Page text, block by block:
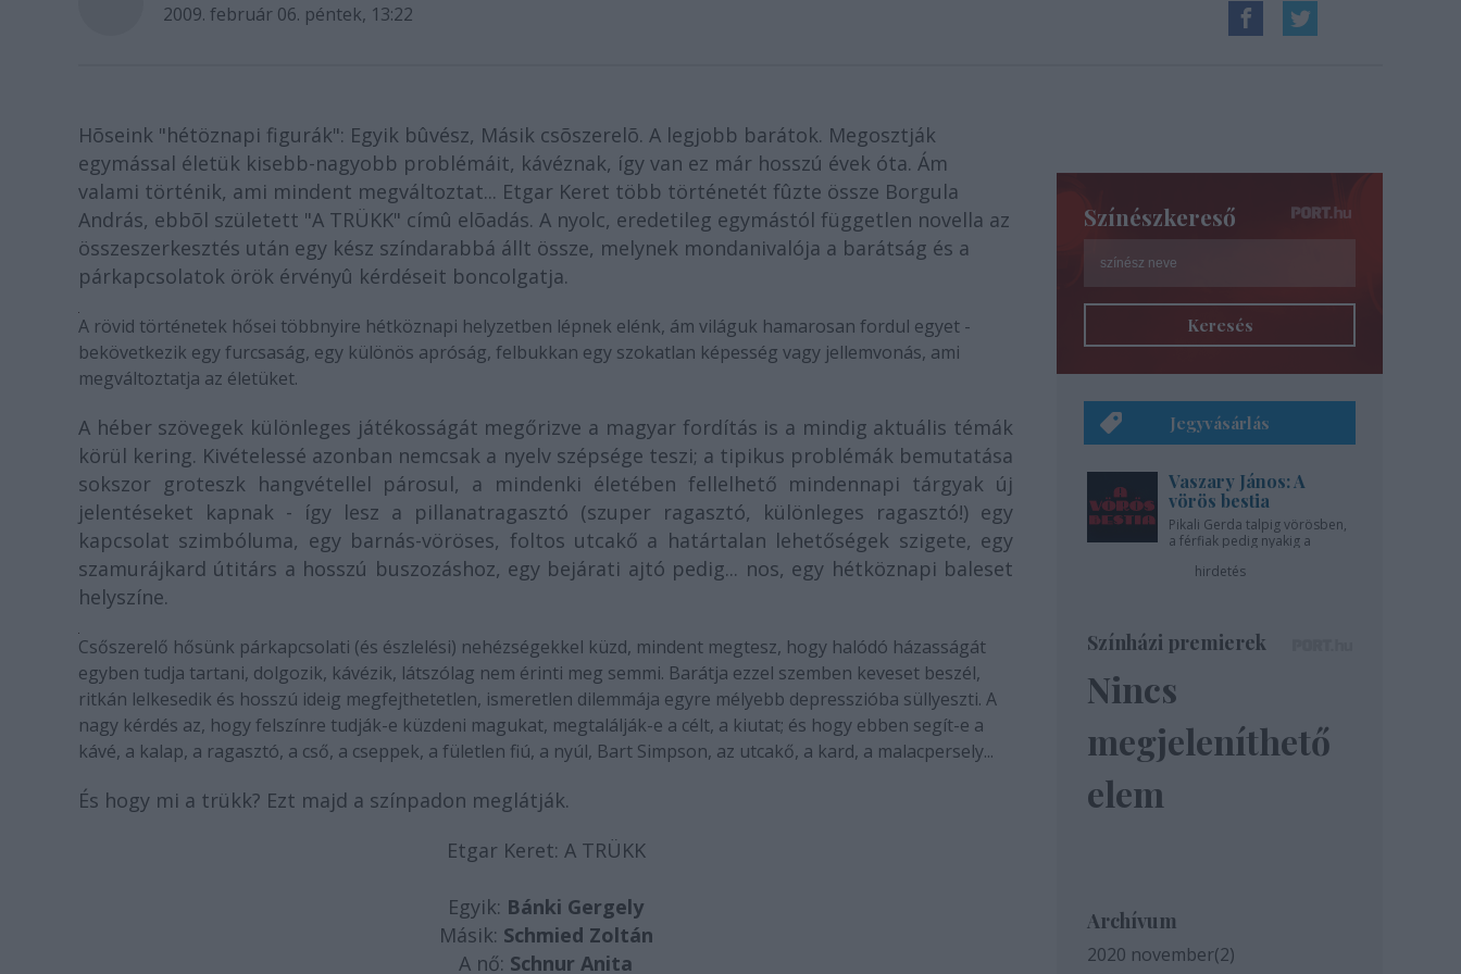
2009. február 06. péntek, 13:22
Hõseink "hétöznapi figurák": Egyik bûvész, Másik csõszerelõ. A legjobb barátok. Megosztják
egymással életük kisebb-nagyobb problémáit, kávéznak, így van ez már hosszú évek óta. Ám
valami történik, ami mindent megváltoztat... Etgar Keret több történetét fûzte össze Borgula
András, ebbõl született "A TRÜKK" címû elõadás. A nyolc, eredetileg egymástól független novella az
összeszerkesztés után egy kész színdarabbá állt össze, melynek mondanivalója a barátság és a
párkapcsolatok örök érvényû kérdéseit boncolgatja.
A rövid történetek hősei többnyire hétköznapi helyzetben lépnek elénk, ám világuk hamarosan fordul egyet -
bekövetkezik egy furcsaság, egy különös apróság, felbukkan egy szokatlan képesség vagy jellemvonás, ami
megváltoztatja az életüket.
A héber szövegek különleges játékosságát megőrizve a magyar fordítás is a mindig aktuális témák
körül kering. Kivételessé azonban nemcsak a nyelv szépsége teszi; a tipikus problémák bemutatása
sokszor groteszk hangvétellel párosul, a mindenki életében fellelhető mindennapi tárgyak új
jelentéseket kapnak - így lesz a pillanatragasztó (szuper ragasztó, különleges ragasztó!) egy
kapcsolat szimbóluma, egy barnás-vöröses, foltos utcakő a határtalan lehetőségek szigete, egy
szamurájkard útitárs a hosszú buszozáshoz, egy bejárati ajtó pedig... nos, egy hétköznapi baleset
helyszíne.
Csőszerelő hősünk párkapcsolati (és észlelési) nehézségekkel küzd, mindent megtesz, hogy halódó házasságát
egyben tudja tartani, dolgozik, kávézik, látszólag nem érinti meg semmi. Barátja ezzel szemben keveset beszél,
ritkán lelkesedik és hosszú ideig megfejthetetlen, ismeretlen dilemmája egyre mélyebb depresszióba süllyeszti. A
nagy kérdés az, hogy felszínre tudják-e küzdeni magukat, megtalálják-e a célt, a kiutat; és hogy ebben segít-e a
kávé, a kalap, a ragasztó, a cső, a cseppek, a fületlen fiú, a nyúl, Bart Simpson, az utcakő, a kard, a malacpersely...
És hogy mi a trükk? Ezt majd a színpadon meglátják.
Etgar Keret: A TRÜKK
Egyik: Bánki Gergely
Másik: Schmied Zoltán
A nő: Schnur Anita
Színészkereső
Keresés
Jegyvásárlás
Vaszary János: A
vörös bestia
Pikali Gerda talpig vörösben,
a férfiak pedig nyakig a
hirdetés
Színházi premierek
Nincs
megjeleníthető
elem
Archívum
2020 november(2)